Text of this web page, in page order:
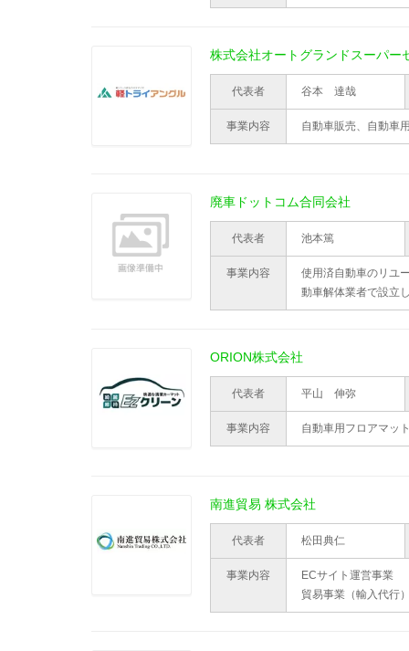
株式会社オートグランドスーパー
代表者 谷本 達哉
事業内容 自動車販売、自動車
廃車ドットコム合同会社
代表者 池本篤
事業内容
使用済自動車のリユ
動車解体業者で設立
ORION株式会社
代表者 平山 伸弥
事業内容 自動車用フロアマッ
南進貿易 株式会社
代表者 松田典仁
事業内容
ECサイト運営事業
貿易事業（輸入代行